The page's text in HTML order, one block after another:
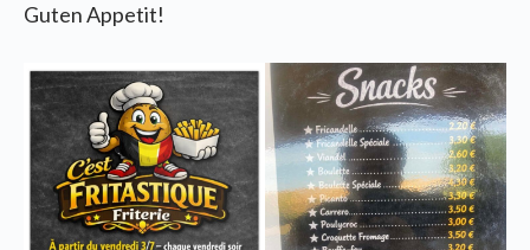
Guten Appetit!